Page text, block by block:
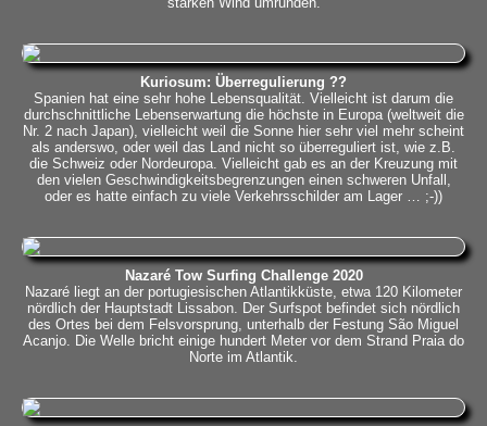
Kuriosum: Überregulierung ??
Spanien hat eine sehr hohe Lebensqualität. Vielleicht ist darum die
durchschnittliche Lebenserwartung die höchste in Europa (weltweit die
Nr. 2 nach Japan), vielleicht weil die Sonne hier sehr viel mehr scheint
als anderswo, oder weil das Land nicht so überreguliert ist, wie z.B.
die Schweiz oder Nordeuropa. Vielleicht gab es an der Kreuzung mit
den vielen Geschwindigkeitsbegrenzungen einen schweren Unfall,
oder es hatte einfach zu viele Verkehrsschilder am Lager … ;-))
Nazaré Tow Surfing Challenge 2020
Nazaré liegt an der portugiesischen Atlantikküste, etwa 120 Kilometer
nördlich der Hauptstadt Lissabon. Der Surfspot befindet sich nördlich
des Ortes bei dem Felsvorsprung, unterhalb der Festung São Miguel
Acanjo. Die Welle bricht einige hundert Meter vor dem Strand Praia do
Norte im Atlantik.